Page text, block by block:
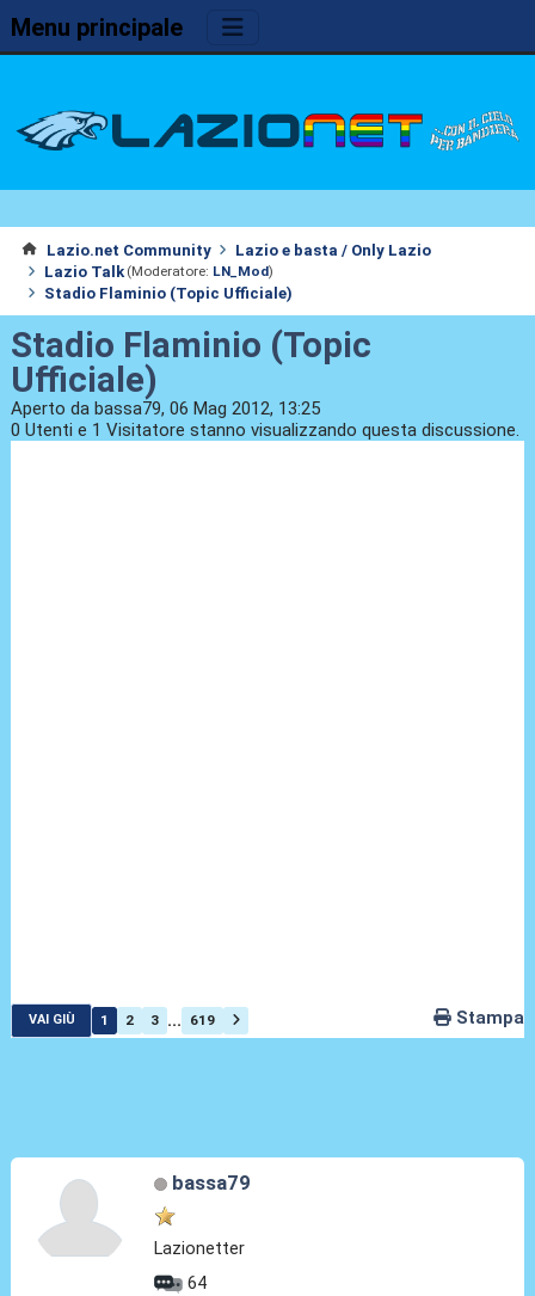
Menu principale
Lazio.net Community
Lazio e basta / Only Lazio
Lazio Talk (Moderatore: LN_Mod)
Stadio Flaminio (Topic Ufficiale)
Stadio Flaminio (Topic
Ufficiale)
Aperto da bassa79, 06 Mag 2012, 13:25
0 Utenti e 1 Visitatore stanno visualizzando questa discussione.
VAI GIÙ 1 2 3 ... 619 Stampa
bassa79
Lazionetter
64